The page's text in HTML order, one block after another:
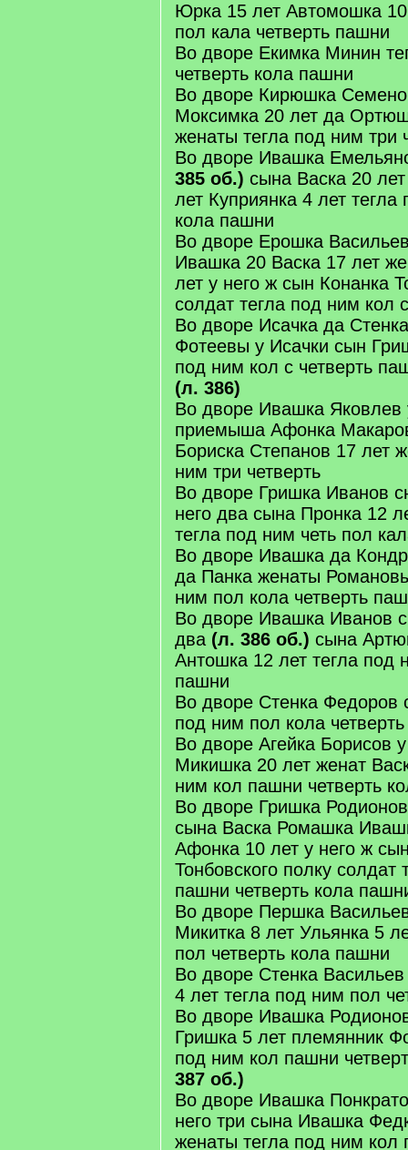
Юрка 15 лет Автомошка
пол кала четверть пашни
Во дворе Екимка Минин
четверть кола пашни
Во дворе Кирюшка
Моксимка 20 лет да
женаты тегла под ним три
Во дворе Ивашка
385 об.) сына Васка 20
лет Куприянка 4 лет тегла
кола пашни
Во дворе Ерошка
Ивашка 20 Васка 17 лет
лет у него ж сын Конанка
солдат тегла под ним кол
Во дворе Исачка да
Фотеевы у Исачки сын
под ним кол с четверть
(л. 386)
Во дворе Ивашка Яковлев
приемыша Афонка
Бориска Степанов 17 лет
ним три четверть
Во дворе Гришка Иванов
него два сына Пронка 12
тегла под ним четь пол
Во дворе Ивашка да
да Панка женаты
ним пол кола четверть
Во дворе Ивашка Иванов
два (л. 386 об.) сына
Антошка 12 лет тегла под
пашни
Во дворе Стенка Федоров
под ним пол кола
Во дворе Агейка Борисов
Микишка 20 лет женат
ним кол пашни четверть
Во дворе Гришка
сына Васка Ромашка
Афонка 10 лет у него ж
Тонбовского полку солдат
пашни четверть кола
Во дворе Першка
Микитка 8 лет Ульянка 5
пол четверть кола пашни
Во дворе Стенка
4 лет тегла под ним пол
Во дворе Ивашка
Гришка 5 лет племянник
под ним кол пашни
387 об.)
Во дворе Ивашка
него три сына Ивашка
женаты тегла под ним кол